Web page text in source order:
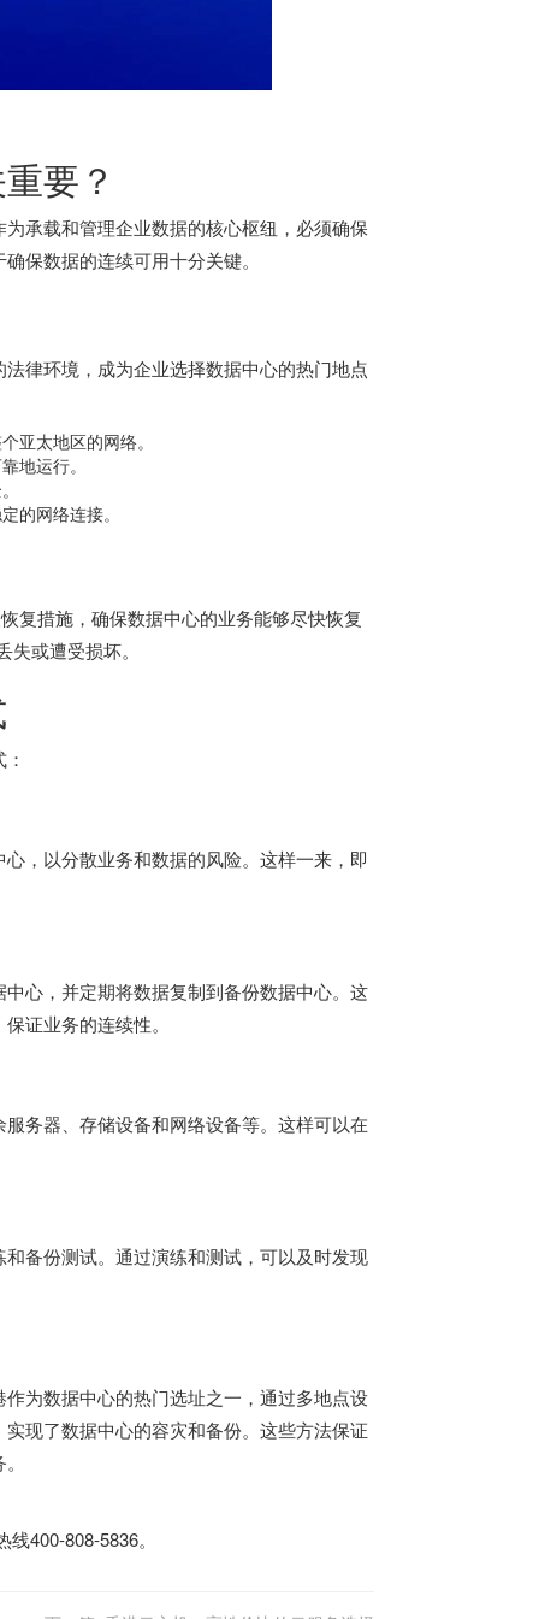
要？
承载和管理企业数据的核心枢纽，必须确保
保数据的连续可用十分关键。
律环境，成为企业选择数据中心的热门地点
亚太地区的网络。
地运行。
的网络连接。
复措施，确保数据中心的业务能够尽快恢复
或遭受损坏。
，以分散业务和数据的风险。这样一来，即
心，并定期将数据复制到备份数据中心。这
证业务的连续性。
务器、存储设备和网络设备等。这样可以在
备份测试。通过演练和测试，可以及时发现
为数据中心的热门选址之一，通过多地点设
现了数据中心的容灾和备份。这些方法保证
400-808-5836。